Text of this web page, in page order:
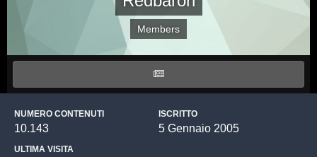
Members
NUMERO CONTENUTI
10.143
ISCRITTO
5 Gennaio 2005
ULTIMA VISITA